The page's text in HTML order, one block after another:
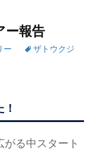
ー報告
ー
ザトウクジ
る中スタート